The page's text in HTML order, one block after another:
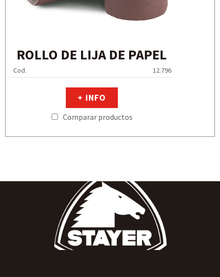
ROLLO DE LIJA DE PAPEL
Cod. 12.796
+ INFO
Comparar productos